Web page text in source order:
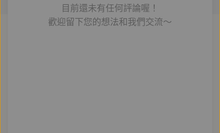
目前還未有任何評論喔！
歡迎留下您的想法和我們交流～